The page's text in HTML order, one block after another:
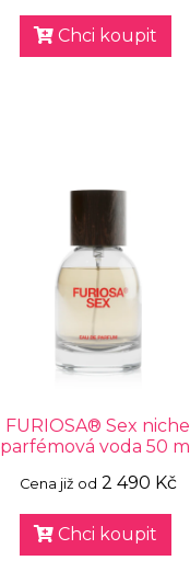
Chci koupit
FURIOSA® Sex niche
parfémová voda 50 ml
Cena již od 2 490 Kč
Chci koupit